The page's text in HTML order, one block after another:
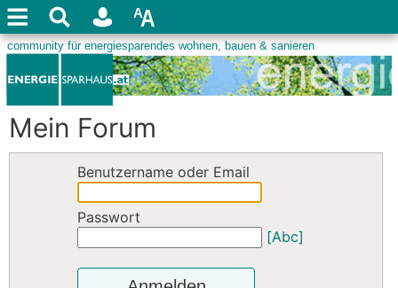
Mein Forum
Benutzername oder Email
Passwort
[Abc]